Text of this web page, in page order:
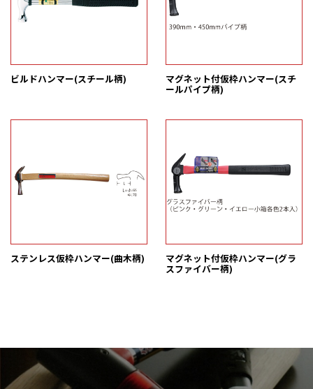
ビルドハンマー(スチール柄) マグネット付仮枠ハンマー(スチ
ールパイプ柄)
ステンレス仮枠ハンマー(曲木柄) マグネット付仮枠ハンマー(グラ
スファイバー柄)